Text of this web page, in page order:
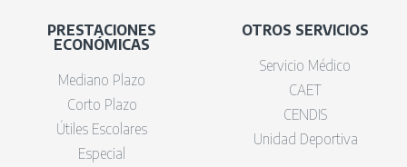
PRESTACIONES
ECONÓMICAS
Mediano Plazo
Corto Plazo
Útiles Escolares
Especial
OTROS SERVICIOS
Servicio Médico
CAET
CENDIS
Unidad Deportiva